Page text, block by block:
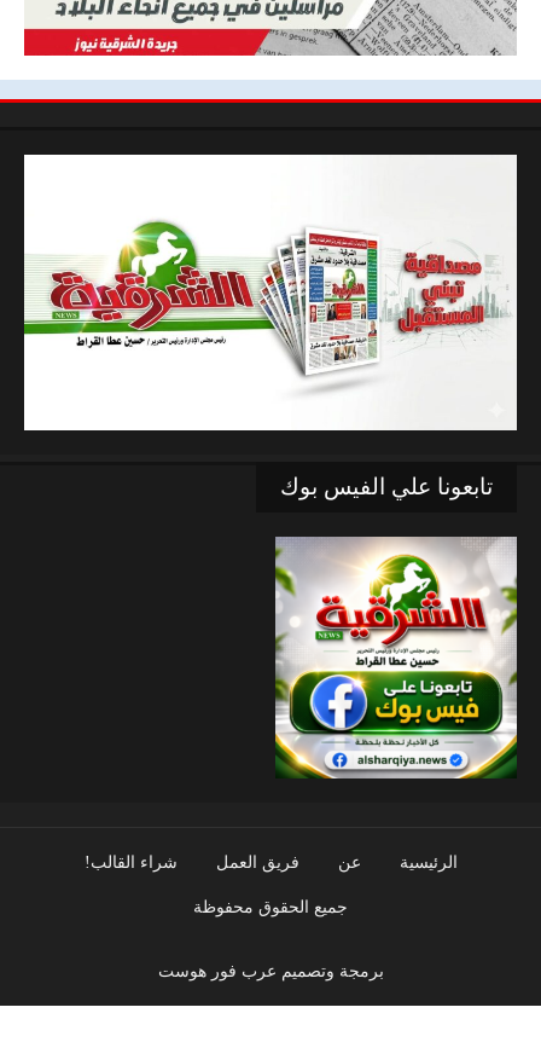
تابعونا علي الفيس بوك
الرئيسية عن فريق العمل شراء القالب!
جميع الحقوق محفوظة
برمجة وتصميم عرب فور هوست